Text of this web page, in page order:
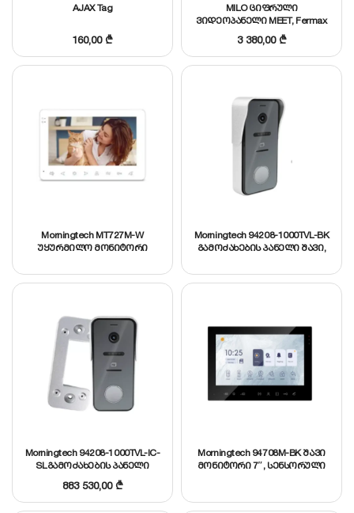
AJAX Tag
160,00₾
MILO ციფრული
ვიდეოპანელი MEET, Fermax
3 380,00₾
Morningtech MT727M-W
უყურმილო მონიტორი
მულტიენოვანი მენიუ, 7″ TFT
LCD ეკრანი, 32გბ SD
Morningtech 94208-1000TVL-BK
გამოძახების პანელი შავი,
With Night vision, infrared
LED5PCS, IP65
Morningtech 94208-1000TVL-IC-
SLგამოძახების პანელი
ვერცხლისფერი, IC
წამკითხველით
883 530,00₾
Morningtech 94708M-BK შავი
მონიტორი 7″, სენსორული